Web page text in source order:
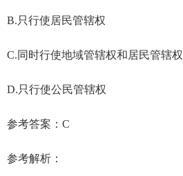
B.只行使居民管辖权
C.同时行使地域管辖权和居民管辖权
D.只行使公民管辖权
参考答案：C
参考解析：